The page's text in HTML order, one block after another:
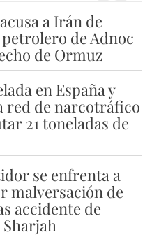
a Irán de
de Adnoc
de Ormuz
en España y
red de narcotráfico
21 toneladas de
se enfrenta a
malversación de
accidente de